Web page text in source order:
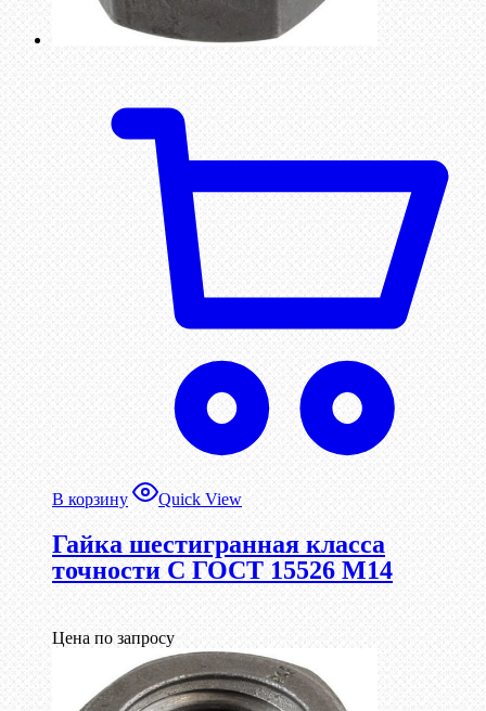
В корзину Quick View
Гайка шестигранная класса
точности С ГОСТ 15526 М14
Цена по запросу